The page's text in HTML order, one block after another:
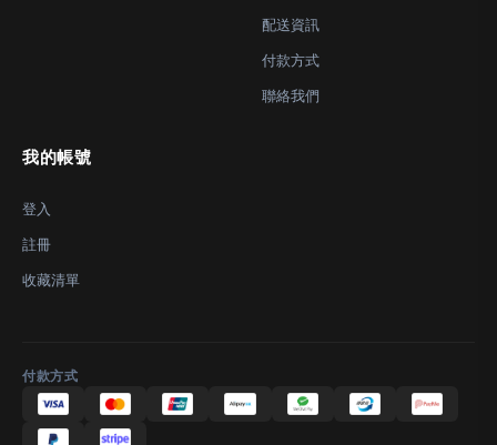
配送資訊
付款方式
聯絡我們
我的帳號
登入
註冊
收藏清單
付款方式